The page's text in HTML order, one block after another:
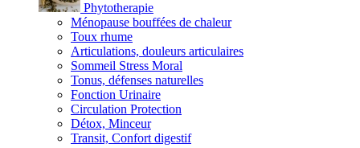
Phytotherapie
Ménopause bouffées de chaleur
Toux rhume
Articulations, douleurs articulaires
Sommeil Stress Moral
Tonus, défenses naturelles
Fonction Urinaire
Circulation Protection
Détox, Minceur
Transit, Confort digestif